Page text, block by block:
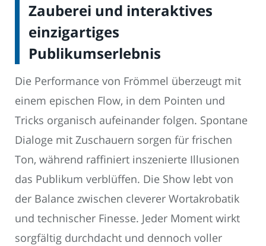
Zauberei und interaktives
einzigartiges
Publikumserlebnis
Die Performance von Frömmel überzeugt mit
einem epischen Flow, in dem Pointen und
Tricks organisch aufeinander folgen. Spontane
Dialoge mit Zuschauern sorgen für frischen
Ton, während raffiniert inszenierte Illusionen
das Publikum verblüffen. Die Show lebt von
der Balance zwischen cleverer Wortakrobatik
und technischer Finesse. Jeder Moment wirkt
sorgfältig durchdacht und dennoch voller